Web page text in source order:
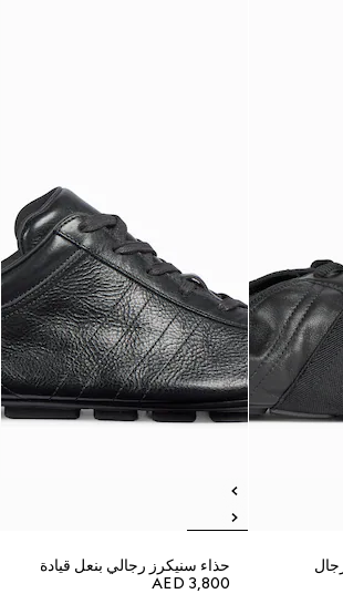
حذاء سنيكرز رجالي بنعل قيادة
AED 3,800